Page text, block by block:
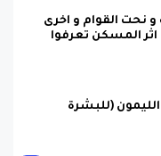
نحت القوام و اخرى
المسكن تعرفوا
(للبشرة